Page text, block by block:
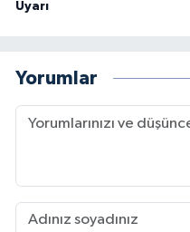
Uyarı
Yorumlar